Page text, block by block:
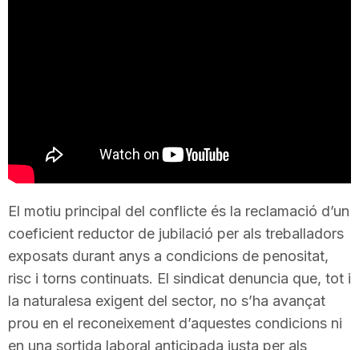
r
r
a
El motiu principal del conflicte és la reclamació d’un
coeficient reductor de jubilació per als treballadors
exposats durant anys a condicions de penositat,
risc i torns continuats. El sindicat denuncia que, tot i
la naturalesa exigent del sector, no s’ha avançat
prou en el reconeixement d’aquestes condicions ni
en una sortida laboral anticipada justa per als